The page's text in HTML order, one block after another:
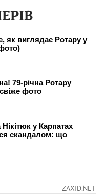
ZAXID.NET